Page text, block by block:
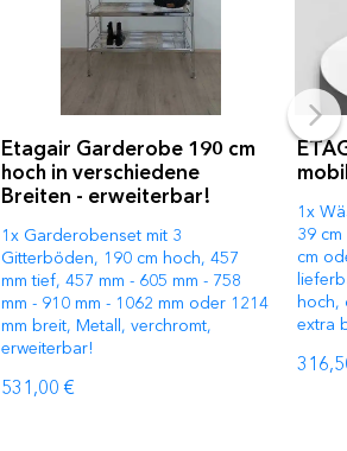
Etagair Garderobe 190 cm
hoch in verschiedene
Breiten - erweiterbar!
1x Garderobenset mit 3
Gitterböden, 190 cm hoch, 457
mm tief, 457 mm - 605 mm - 758
mm - 910 mm - 1062 mm oder 1214
mm breit, Metall, verchromt,
erweiterbar!
531,00 €
1x
39
cm
hoch,
extra